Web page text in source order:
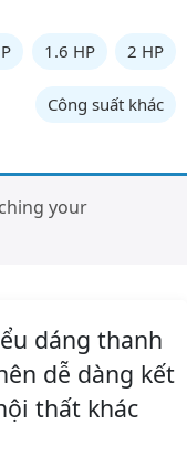
1.6 HP 2 HP
Công suất khác
your
dáng thanh
dễ dàng kết
thất khác